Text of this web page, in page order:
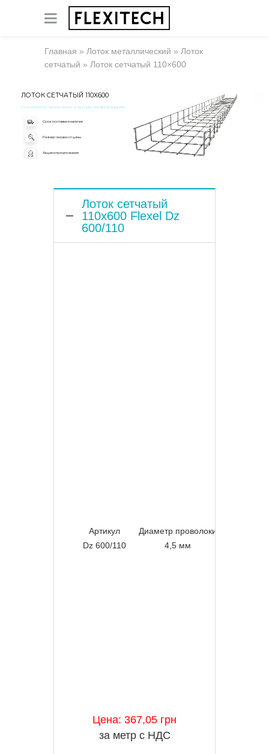
Главная » Лоток металлический » Лоток
сетчатый » Лоток сетчатый 110×600
ЛОТОК СЕТЧАТЫЙ 110X600
Уточняйте дополнительную информацию
Срок поставки и наличие
Размер скидки от цены
Акции и предложения
Лоток сетчатый
110x600 Flexel Dz
600/110
Артикул Диаметр проволоки
Dz 600/110
4,5 мм
Цена: 367,05 грн
за метр с НДС